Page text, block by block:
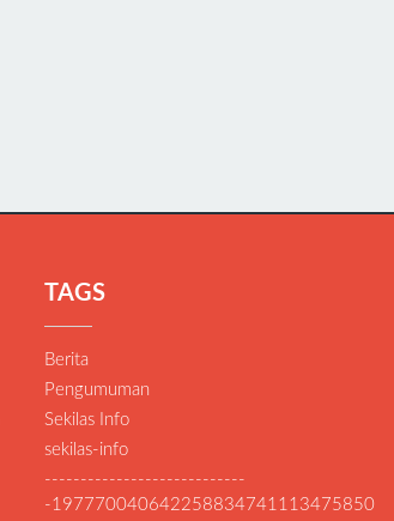
TAGS
Berita
Pengumuman
Sekilas Info
sekilas-info
----------------------------
-197770040642258834741113475850